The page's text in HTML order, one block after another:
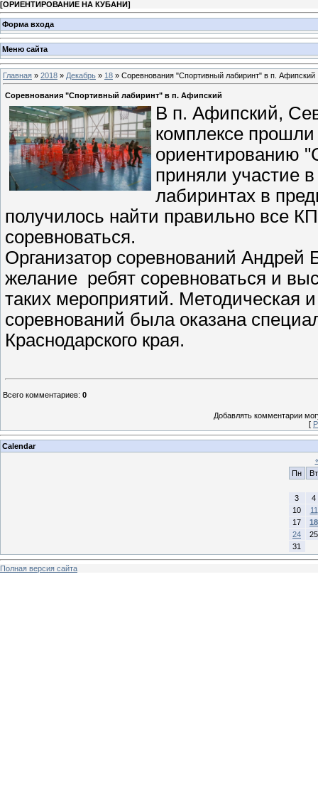
[ОРИЕНТИРОВАНИЕ НА КУБАНИ]
Форма входа
Меню сайта
Главная » 2018 » Декабрь » 18 » Соревнования "Спортивный лабиринт" в п. Афипский
Соревнования "Спортивный лабиринт" в п. Афипский
В п. Афипский,
комплексе
ориентированию
приняли участие
лабиринтах в
получилось найти правильно все
соревноваться.
Организатор соревнований Андрей
желание ребят соревноваться и
таких мероприятий. Методическая
соревнований была оказана
Краснодарского края.
Всего комментариев: 0
Добавлять комментарии
[
Calendar
Пн
Вт
3
4
10
11
17
18
24
25
31
Полная версия сайта